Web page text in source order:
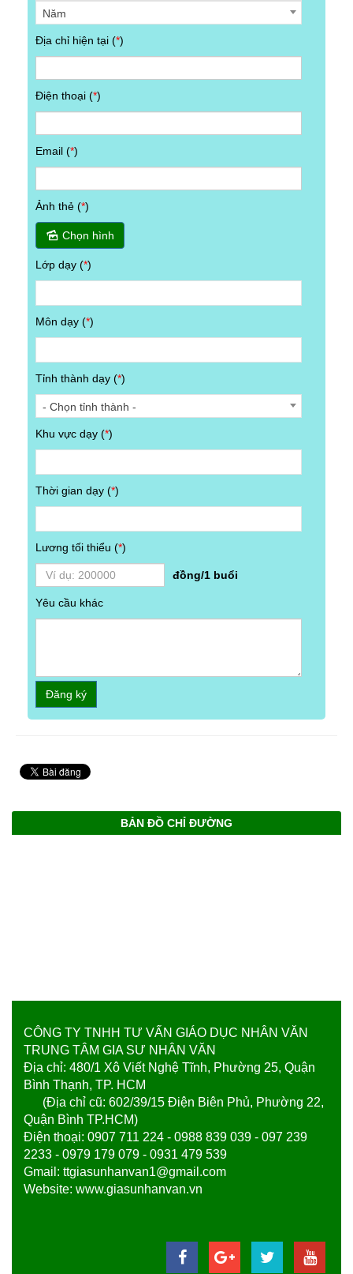
Năm
Địa chỉ hiện tại (*)
Điện thoại (*)
Email (*)
Ảnh thẻ (*)
Chọn hình
Lớp dạy (*)
Môn dạy (*)
Tỉnh thành dạy (*)
- Chọn tỉnh thành -
Khu vực dạy (*)
Thời gian dạy (*)
Lương tối thiểu (*)
đồng/1 buổi
Yêu cầu khác
Đăng ký
BẢN ĐỒ CHỈ ĐƯỜNG
CÔNG TY TNHH TƯ VẤN GIÁO DỤC NHÂN VĂN
TRUNG TÂM GIA SƯ NHÂN VĂN
Địa chỉ: 480/1 Xô Viết Nghệ Tĩnh, Phường 25, Quận
Bình Thạnh, TP. HCM
(Địa chỉ cũ: 602/39/15 Điện Biên Phủ, Phường 22,
Quận Bình TP.HCM)
Điện thoại: 0907 711 224 - 0988 839 039 - 097 239
2233 - 0979 179 079 - 0931 479 539
Gmail: ttgiasunhanvan1@gmail.com
Website: www.giasunhanvan.vn